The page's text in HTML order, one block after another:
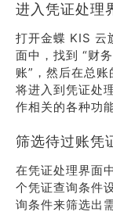
进入凭证处理
打开金蝶 KIS 云
面中，找到 “财
账”，然后在总
将进入到凭证处
作相关的各种功
筛选待过账凭
在凭证处理界面
个凭证查询条件
询条件来筛选出